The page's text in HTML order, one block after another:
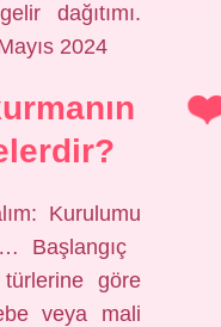
dağıtımı.
2024
Kurulumu
Başlangıç
göre
veya mali